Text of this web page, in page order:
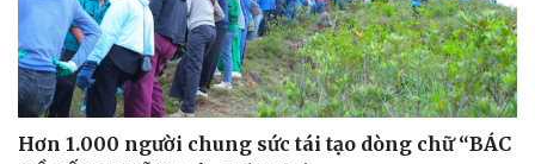
Cây thuốc
Sản phụ khoa
Nhi khoa
Nam khoa
Làm đẹp - giảm cân
Phòng mạch online
Blog
Tình yêu - Gia đình
Hơn 1.000 người chung sức tái tạo dòng chữ “BÁC